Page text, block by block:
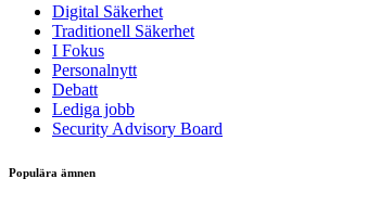
Digital Säkerhet
Traditionell Säkerhet
I Fokus
Personalnytt
Debatt
Lediga jobb
Security Advisory Board
Populära ämnen